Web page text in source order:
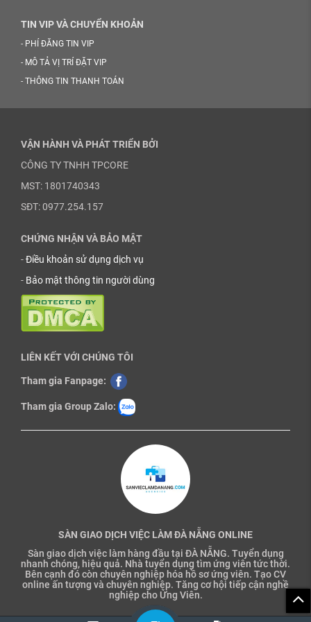
TIN VIP VÀ CHUYỂN KHOẢN
- PHÍ ĐĂNG TIN VIP
- MÔ TẢ VỊ TRÍ ĐẶT VIP
- THÔNG TIN THANH TOÁN
VẬN HÀNH VÀ PHÁT TRIỂN BỞI
CÔNG TY TNHH TPCORE
MST: 1801740343
SĐT: 0977.254.157
CHỨNG NHẬN VÀ BẢO MẬT
-Điều khoản sử dụng dịch vụ
- Bảo mật thông tin người dùng
LIÊN KẾT VỚI CHÚNG TÔI
Tham gia Fanpage:
Tham gia Group Zalo:
SÀN GIAO DỊCH VIỆC LÀM ĐÀ NẴNG ONLINE
Sàn giao dịch việc làm hàng đầu tại ĐÀ NẴNG. Tuyển dụng
nhanh chóng, hiệu quả. Nhà tuyển dụng tìm ứng viên tức thời.
Bên cạnh đó còn chuyên nghiệp hóa hồ sơ ứng viên. Tạo CV
online ấn tượng và chuyên nghiệp. Tăng cơ hội tiếp cận nghề
nghiệp cho Ứng Viên.